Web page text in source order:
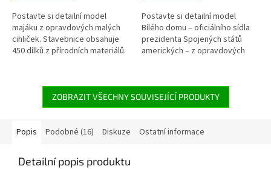
5
hvězdiček.
Postavte si detailní model
majáku z opravdových malých
cihliček. Stavebnice obsahuje
450 dílků z přírodních materiálů.
lze po rozebrání znovu postavit.
Ideální pro děti i dospělé
milovníky architektury a
5
hvězdiček.
Postavte si detailní model
Bílého domu – oficiálního sídla
prezidenta Spojených států
amerických – z opravdových
materiálů. Stavění probíhá
podobně jako při skutečné
výstavbě. Model lze po
Ideální pro děti i...
ZOBRAZIT VŠECHNY SOUVISEJÍCÍ PRODUKTY
Popis Podobné (16) Diskuze Ostatní informace
Detailní popis produktu